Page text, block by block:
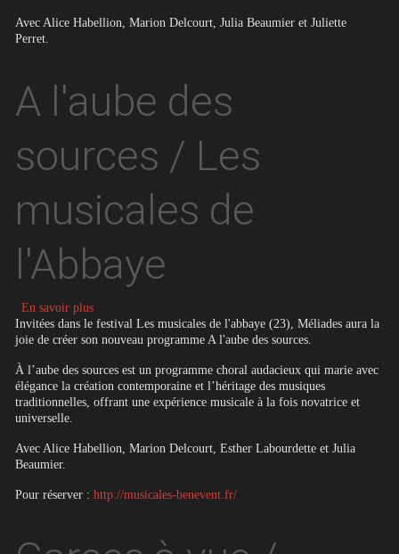
Avec Alice Habellion, Marion Delcourt, Julia Beaumier et Juliette
Perret.
A l'aube des
sources / Les
musicales de
l'Abbaye
En savoir plussur A l'aube des sources / Les musicales de l'Abbaye
Invitées dans le festival Les musicales de l'abbaye (23), Méliades aura la
joie de créer son nouveau programme A l'aube des sources.
À l’aube des sources est un programme choral audacieux qui marie avec
élégance la création contemporaine et l’héritage des musiques
traditionnelles, offrant une expérience musicale à la fois novatrice et
universelle.
Avec Alice Habellion, Marion Delcourt, Esther Labourdette et Julia
Beaumier.
Pour réserver : http://musicales-benevent.fr/